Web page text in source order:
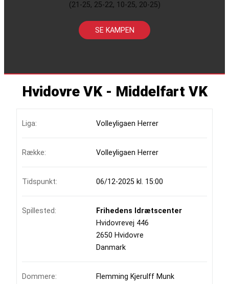
(21-25, 25-22, 10-25, 20-25)
SE KAMPEN
Hvidovre VK - Middelfart VK
Liga: Volleyligaen Herrer
Række: Volleyligaen Herrer
Tidspunkt: 06/12-2025 kl. 15:00
Spillested:
Frihedens Idrætscenter
Hvidovrevej 446
2650 Hvidovre
Danmark
Dommere:
Flemming Kjerulff Munk